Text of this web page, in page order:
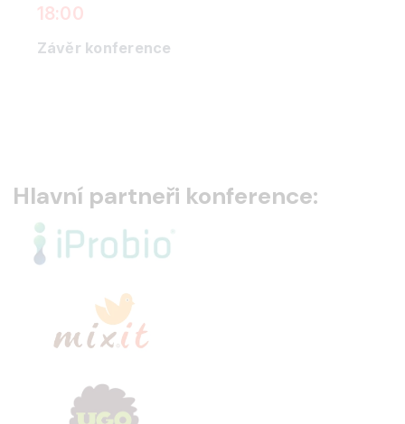
18:00
Závěr konference
Hlavní partneři konference: